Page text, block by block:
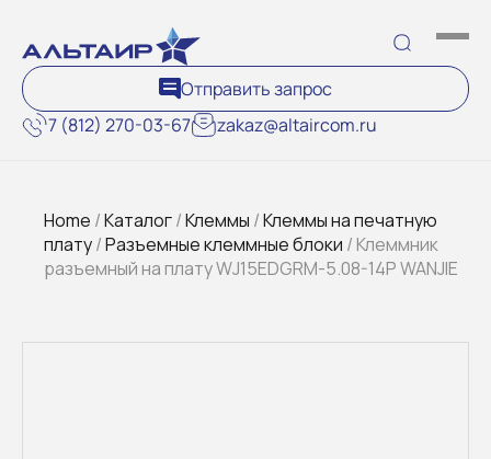
7 (812) 270-03-67 zakaz@altaircom.ru
Отправить запрос
Home /Каталог/Клеммы /Клеммы на печатную
плату/Разъемные клеммные блоки / Клеммник
разъемный на плату WJ15EDGRM-5.08-14P WANJIE